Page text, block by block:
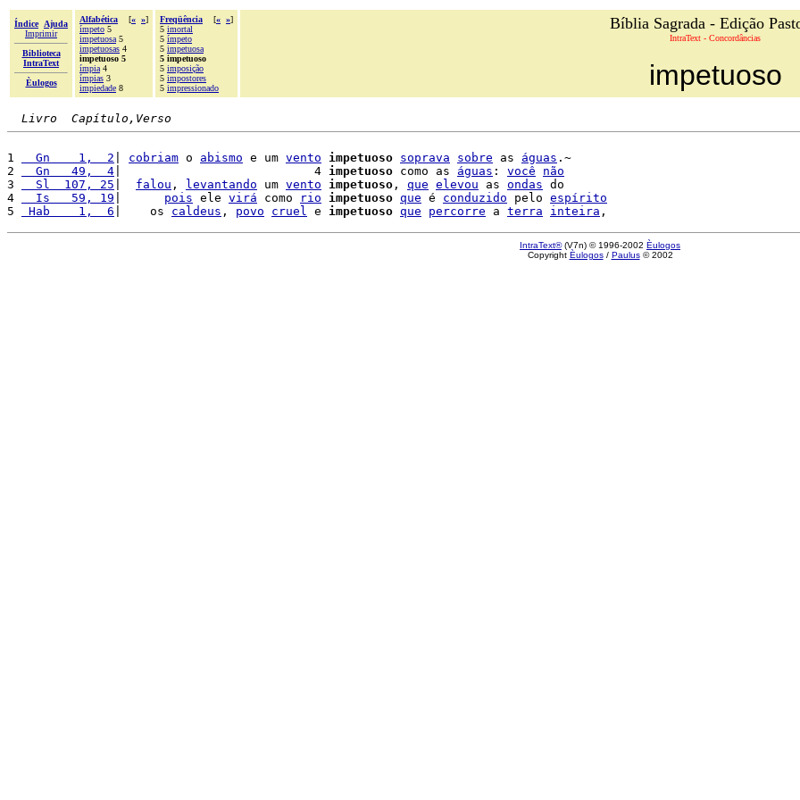
Índice
Ajuda
Imprimir
Biblioteca
IntraText
Èulogos
Alfabética [« »]
ímpeto 5
impetuosa 5
impetuosas 4
impetuoso 5
ímpia 4
ímpias 3
impiedade 8
Freqüência [« »]
5 imortal
5 ímpeto
5 impetuosa
5 impetuoso
5 imposição
5 impostores
5 impressionado
Bíblia Sagrada - Edição
IntraText - Concordâncias
impetuoso
Livro  Capítulo,Verso
1
  Gn    1,  2
cobriam o abismo e um vento impetuoso soprava sobre as águas .~
2
  Gn   49,  4
|                           4 impetuoso como as águas : você
não
3
  Sl  107, 25
falou , levantando um vento impetuoso , que elevou as ondas do
4
  Is   59, 19
pois ele virá como rio impetuoso que é conduzido pelo espírito
5
Hab    1,  6 |    os caldeus , povo cruel e impetuoso que percorre a terra inteira
IntraText®(V7n) © 1996-2002 Èulogos
Copyright Èulogos/ Paulus© 2002